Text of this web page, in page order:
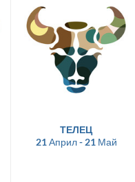
ТЕЛЕЦ
21 Април - 21 Май